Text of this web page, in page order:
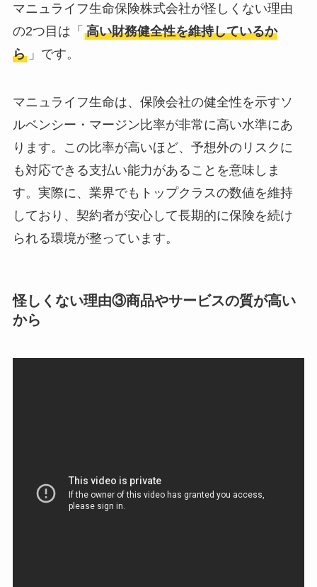
マニュライフ生命保険株式会社が怪しくない理由
の2つ目は「 高い財務健全性を維持しているか
ら 」です。
マニュライフ生命は、保険会社の健全性を示すソ
ルベンシー・マージン比率が非常に高い水準にあ
ります。この比率が高いほど、予想外のリスクに
も対応できる支払い能力があることを意味しま
す。実際に、業界でもトップクラスの数値を維持
しており、契約者が安心して長期的に保険を続け
られる環境が整っています。
怪しくない理由③商品やサービスの質が高い
から